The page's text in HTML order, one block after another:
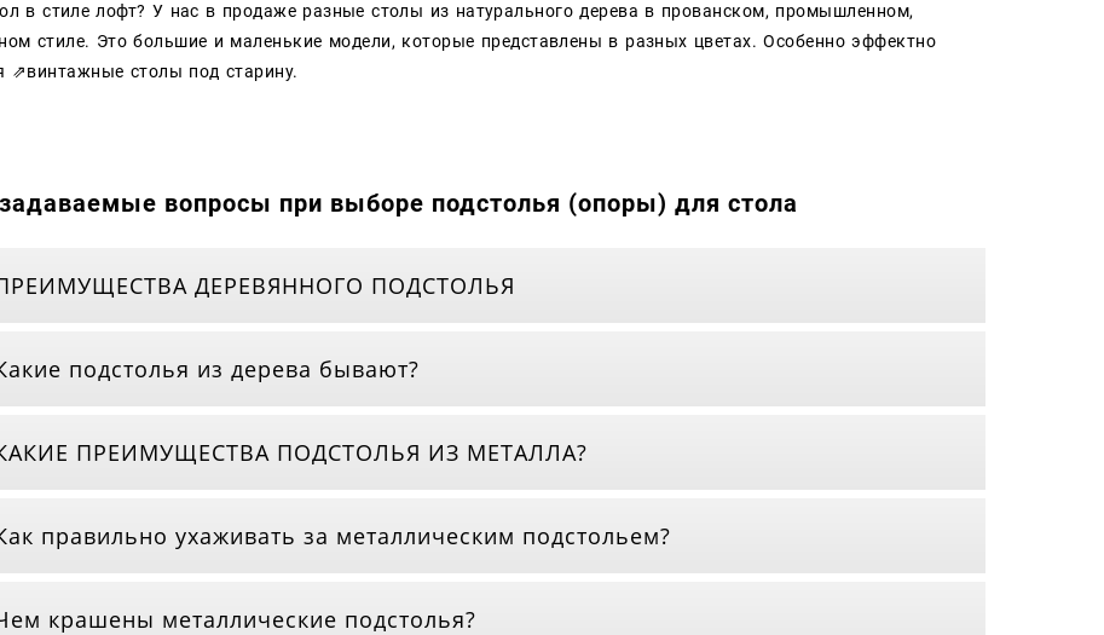
в стиле лофт? У нас в продаже разные столы из натурального дерева в прованском, промышленном,
стиле. Это большие и маленькие модели, которые представлены в разных цветах. Особенно эффектно
⇗винтажные столы под старину.
вопросы при выборе подстолья (опоры) для стола
ДЕРЕВЯННОГО ПОДСТОЛЬЯ
подстолья из дерева бывают?
ПРЕИМУЩЕСТВА ПОДСТОЛЬЯ ИЗ МЕТАЛЛА?
правильно ухаживать за металлическим подстольем?
крашены металлические подстолья?